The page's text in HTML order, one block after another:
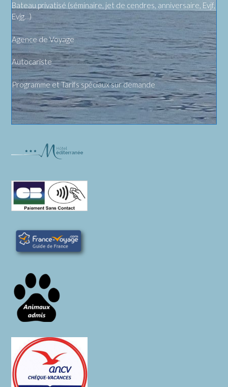
Bateau privatisé (séminaire, jet de cendres, anniversaire, Evjf,
Evjg…)
Agence de Voyage
Autocariste
Programme et Tarifs spéciaux sur demande